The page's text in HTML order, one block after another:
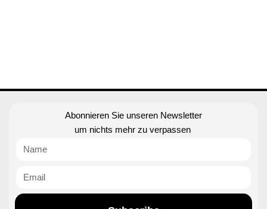
Abonnieren Sie unseren Newsletter
um nichts mehr zu verpassen